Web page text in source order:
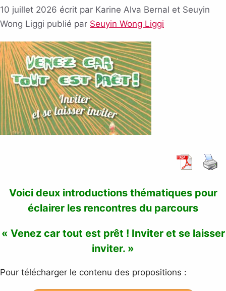
10 juillet 2026 écrit par Karine Alva Bernal et Seuyin
Wong Liggi publié par Seuyin Wong Liggi
Voici deux introductions thématiques pour
éclairer les rencontres du parcours
« Venez car tout est prêt ! Inviter et se laisser
inviter. »
Pour télécharger le contenu des propositions :